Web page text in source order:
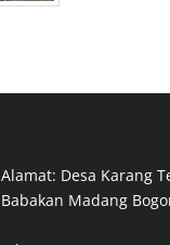
Alamat: Desa Karang
Babakan Madang